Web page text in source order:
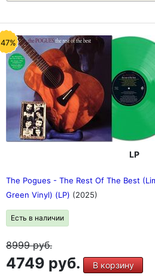
LP
The Pogues - The Rest Of The Best
Green Vinyl) (LP) (2025)
Есть в наличии
8999руб.
4749 руб. В корзину